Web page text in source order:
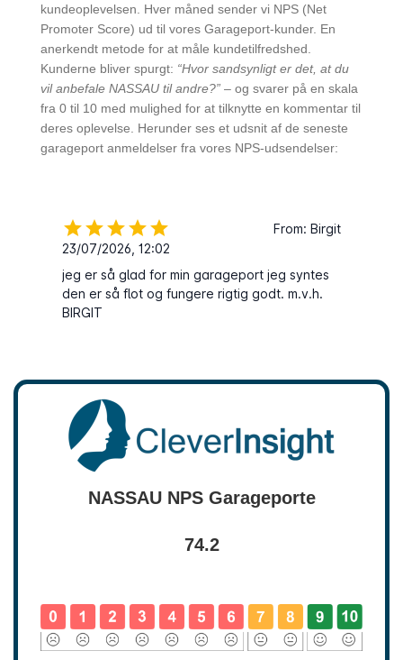
kundeoplevelsen. Hver måned sender vi NPS (Net
Promoter Score) ud til vores Garageport‑kunder. En
anerkendt metode for at måle kundetilfredshed.
Kunderne bliver spurgt: “Hvor sandsynligt er det, at du
vil anbefale NASSAU til andre?” – og svarer på en skala
fra 0 til 10 med mulighed for at tilknytte en kommentar til
deres oplevelse. Herunder ses et udsnit af de seneste
garageport anmeldelser fra vores NPS-udsendelser:
NASSAU NPS Garageporte
74.2